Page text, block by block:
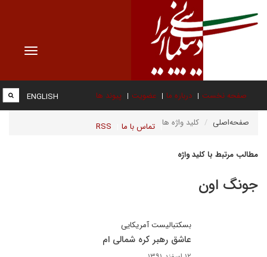
Toggle
صفحه نخست درباره ما عضویت پیوند ها
تماس با ما RSS
ENGLISH
صفحه‌اصلی کلید واژه ها
مطالب مرتبط با کلید واژه
جونگ اون
بسکتبالیست آمریکایی
عاشق رهبر کره شمالی ام